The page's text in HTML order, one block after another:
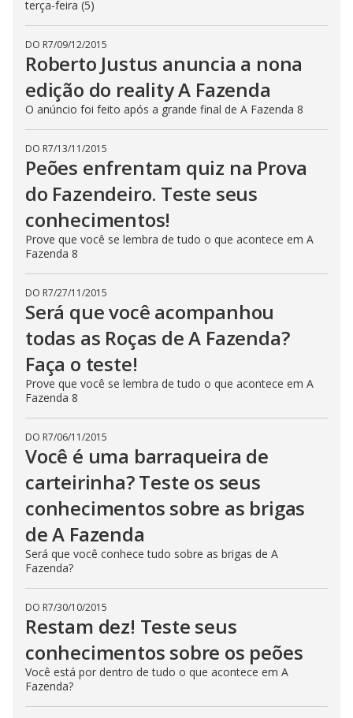
terça-feira (5)
DO R7/09/12/2015
Roberto Justus anuncia a nona
edição do reality A Fazenda
O anúncio foi feito após a grande final de A Fazenda 8
DO R7/13/11/2015
Peões enfrentam quiz na Prova
do Fazendeiro. Teste seus
conhecimentos!
Prove que você se lembra de tudo o que acontece em A
Fazenda 8
DO R7/27/11/2015
Será que você acompanhou
todas as Roças de A Fazenda?
Faça o teste!
Prove que você se lembra de tudo o que acontece em A
Fazenda 8
DO R7/06/11/2015
Você é uma barraqueira de
carteirinha? Teste os seus
conhecimentos sobre as brigas
de A Fazenda
Será que você conhece tudo sobre as brigas de A
Fazenda?
DO R7/30/10/2015
Restam dez! Teste seus
conhecimentos sobre os peões
Você está por dentro de tudo o que acontece em A
Fazenda?